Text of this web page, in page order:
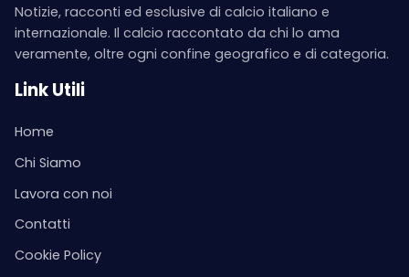
Notizie, racconti ed esclusive di calcio italiano e
internazionale. Il calcio raccontato da chi lo ama
veramente, oltre ogni confine geografico e di categoria.
Link Utili
Home
Chi Siamo
Lavora con noi
Contatti
Cookie Policy